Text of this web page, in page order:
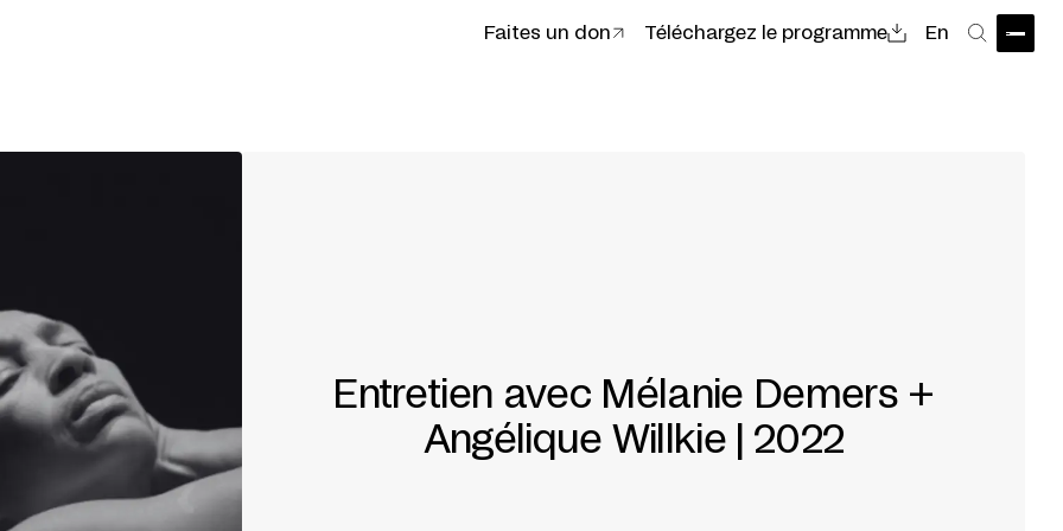
Faites un don Téléchargez le programme En
Entretien avec Mélanie Demers +
Angélique Willkie | 2022